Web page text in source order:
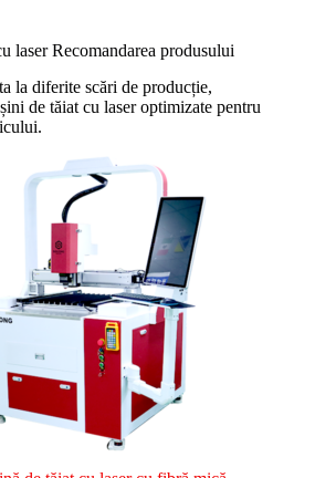
laser Recomandarea produsului
la diferite scări de producție,
de tăiat cu laser optimizate pentru